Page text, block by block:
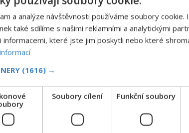
nepříjemné stavy, trvající i několik
a analýze návštěvnosti používáme soubory cookie.
také sdílíme s našimi reklamními a analytickými
informacemi, které jste jim poskytli nebo které
(1616) →
Soubory cílení Funkční soubory